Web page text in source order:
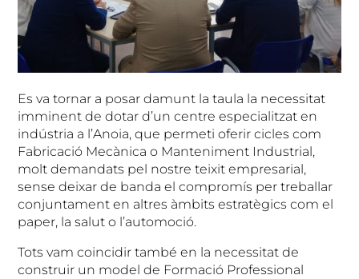
Es va tornar a posar damunt la taula la necessitat
imminent de dotar d’un centre especialitzat en
indústria a l’Anoia, que permeti oferir cicles com
Fabricació Mecànica o Manteniment Industrial,
molt demandats pel nostre teixit empresarial,
sense deixar de banda el compromís per treballar
conjuntament en altres àmbits estratègics com el
paper, la salut o l’automoció.
Tots vam coincidir també en la necessitat de
construir un model de Formació Professional